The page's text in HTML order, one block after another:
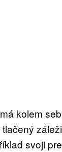
kolem
svoji